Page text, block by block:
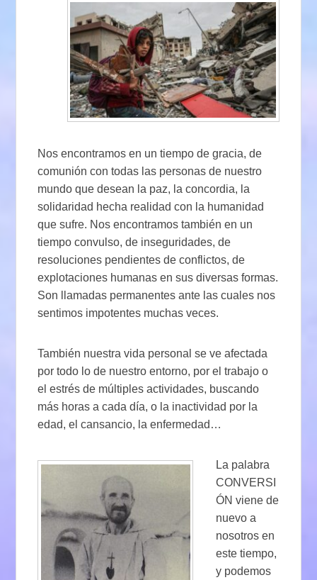
Nos encontramos en un tiempo de gracia, de
comunión con todas las personas de nuestro
mundo que desean la paz, la concordia, la
solidaridad hecha realidad con la humanidad
que sufre. Nos encontramos también en un
tiempo convulso, de inseguridades, de
resoluciones pendientes de conflictos, de
explotaciones humanas en sus diversas formas.
Son llamadas permanentes ante las cuales nos
sentimos impotentes muchas veces.
También nuestra vida personal se ve afectada
por todo lo de nuestro entorno, por el trabajo o
el estrés de múltiples actividades, buscando
más horas a cada día, o la inactividad por la
edad, el cansancio, la enfermedad…
La palabra
CONVERSI
ÓN viene de
nuevo a
nosotros en
este tiempo,
y podemos